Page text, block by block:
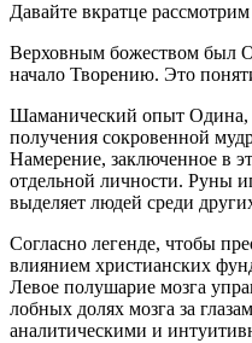
Давайте вкратце
Верховным божеством был
начало Творению. Это
Шаманический опыт Одина,
получения сокровенной
Намерение, заключенное в
отдельной личности. Руны
выделяет людей среди
Согласно легенде, чтобы
влиянием христианских
Левое полушарие мозга
лобных долях мозга за
аналитическими и